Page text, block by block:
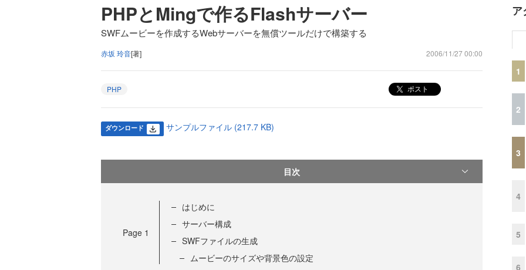
PHPとMingで作るFlashサーバー
SWFムービーを作成するWebサーバーを無償ツールだけで構築する
赤坂 玲音[著] 2006/11/27 00:00
PHP ポスト
ダウンロード サンプルファイル (217.7 KB)
目次
Page 1
はじめに
サーバー構成
SWFファイルの生成
ムービーのサイズや背景色の設定
ア
1
2
3
4
5
6